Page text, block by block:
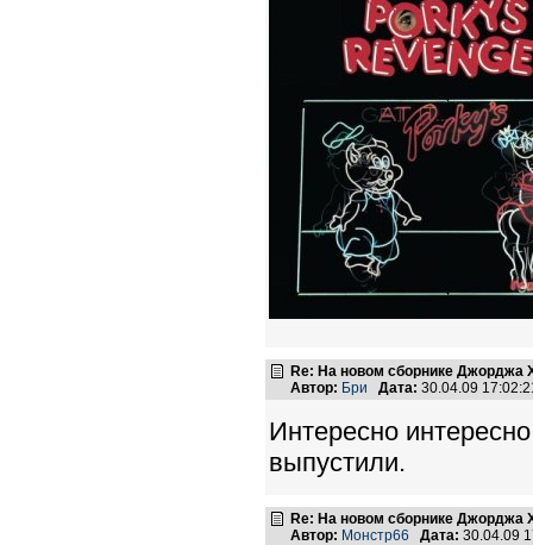
Re: На новом сборнике Джорджа
Автор: Бри Дата: 30.04.09
Интересно
выпустили.
Re: На новом сборнике Джорджа
Автор: Монстр66 Дата: 30.04.09